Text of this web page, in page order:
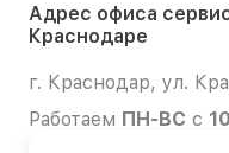
Адрес офиса
Краснодаре
г. Краснодар, ул.
Работаем ПН-ВС с